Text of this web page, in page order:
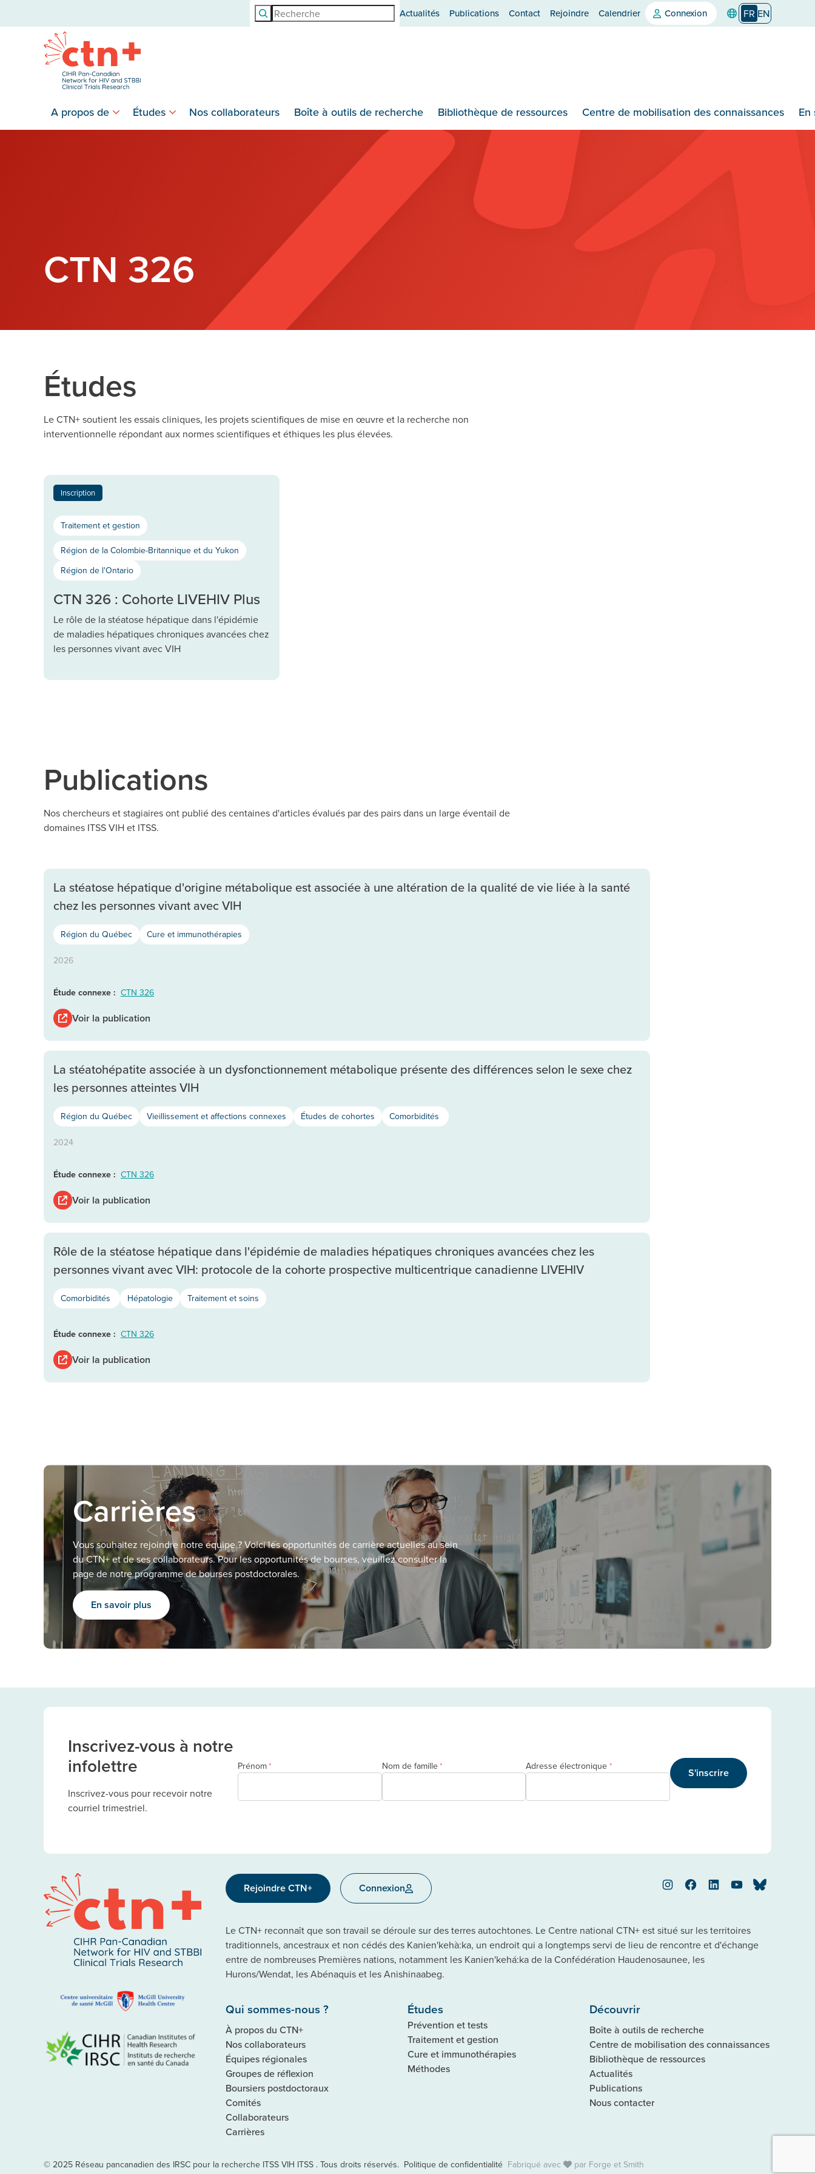
Recherche Actualités Publications Contact Rejoindre Calendrier Connexion FR EN
A propos de Études Nos collaborateurs Boîte à outils de recherche Bibliothèque de ressources Centre de mobilisation des connaissances En
CTN 326
Études
Le CTN+ soutient les essais cliniques, les projets scientifiques de mise en œuvre et la recherche non
interventionnelle répondant aux normes scientifiques et éthiques les plus élevées.
Inscription
Traitement et gestion
Région de la Colombie-Britannique et du Yukon
Région de l'Ontario
CTN 326 : Cohorte LIVEHIV Plus
Le rôle de la stéatose hépatique dans l'épidémie
de maladies hépatiques chroniques avancées chez
les personnes vivant avec VIH
Publications
Nos chercheurs et stagiaires ont publié des centaines d'articles évalués par des pairs dans un large éventail de
domaines ITSS VIH et ITSS.
La stéatose hépatique d'origine métabolique est associée à une altération de la qualité de vie liée à la santé
chez les personnes vivant avec VIH
Région du Québec Cure et immunothérapies
2026
Étude connexe : CTN 326
Voir la publication
La stéatohépatite associée à un dysfonctionnement métabolique présente des différences selon le sexe chez
les personnes atteintes VIH
Région du Québec Vieillissement et affections connexes Études de cohortes Comorbidités
2024
Étude connexe : CTN 326
Voir la publication
Rôle de la stéatose hépatique dans l'épidémie de maladies hépatiques chroniques avancées chez les
personnes vivant avec VIH: protocole de la cohorte prospective multicentrique canadienne LIVEHIV
Comorbidités Hépatologie Traitement et soins
Étude connexe : CTN 326
Voir la publication
Carrières
Vous souhaitez rejoindre notre équipe ? Voici les opportunités de carrière actuelles au sein
du CTN+ et de ses collaborateurs. Pour les opportunités de bourses, veuillez consulter la
page de notre programme de bourses postdoctorales.
En savoir plus
Inscrivez-vous à notre
infolettre
Inscrivez-vous pour recevoir notre
courriel trimestriel.
Prénom* Nom de famille* Adresse électronique * S'inscrire
Rejoindre CTN+ Connexion InstagramFacebook
LinkedInYouTubeBluesky
Le CTN+ reconnaît que son travail se déroule sur des terres autochtones. Le Centre national CTN+ est situé sur les territoires
traditionnels, ancestraux et non cédés des Kanien'kehà:ka, un endroit qui a longtemps servi de lieu de rencontre et d'échange
entre de nombreuses Premières nations, notamment les Kanien'kehá:ka de la Confédération Haudenosaunee, les
Hurons/Wendat, les Abénaquis et les Anishinaabeg.
Qui sommes-nous ?
À propos du CTN+
Nos collaborateurs
Équipes régionales
Groupes de réflexion
Boursiers postdoctoraux
Comités
Collaborateurs
Carrières
Études
Prévention et tests
Traitement et gestion
Cure et immunothérapies
Méthodes
Découvrir
Boîte à outils de recherche
Centre de mobilisation des connaissances
Bibliothèque de ressources
Actualités
Publications
Nous contacter
© 2025 Réseau pancanadien des IRSC pour la recherche ITSS VIH ITSS . Tous droits réservés. Politique de confidentialité Fabriqué avec par Forge et Smith